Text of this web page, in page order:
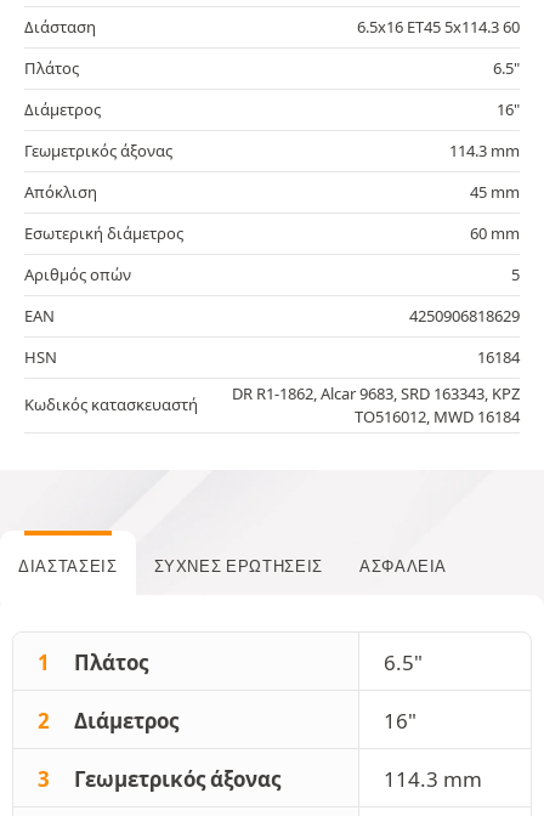
Διάσταση
6.5x16 ET45 5x114.3 60
Πλάτος
6.5"
Διάμετρος
16"
Γεωμετρικός άξονας
114.3 mm
Απόκλιση
45 mm
Εσωτερική διάμετρος
60 mm
Αριθμός οπών
5
EAN
4250906818629
HSN
16184
Κωδικός κατασκευαστή
DR R1-1862, Alcar 9683, SRD 163343, KPZ
TO516012, MWD 16184
ΔΙΑΣΤΆΣΕΙΣ ΣΥΧΝΈΣ ΕΡΩΤΉΣΕΙΣ ΑΣΦΆΛΕΙΑ
1 Πλάτος 6.5"
2 Διάμετρος 16"
3 Γεωμετρικός άξονας 114.3 mm